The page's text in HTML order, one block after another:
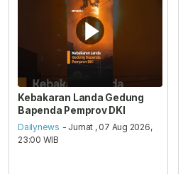
Kebakaran Landa Gedung
Bapenda Pemprov DKI
Dailynews - Jumat , 07 Aug 2026,
23:00 WIB